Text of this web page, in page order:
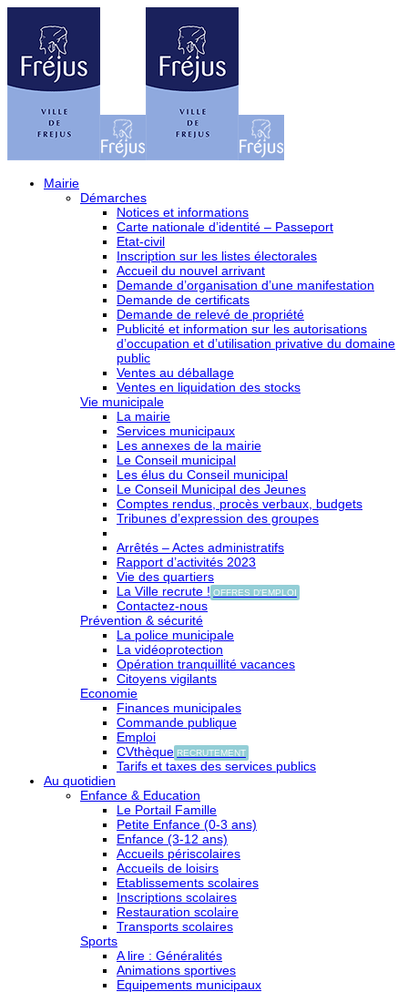
Mairie
Démarches
Notices et informations
Carte nationale d’identité – Passeport
Etat-civil
Inscription sur les listes électorales
Accueil du nouvel arrivant
Demande d’organisation d’une manifestation
Demande de certificats
Demande de relevé de propriété
Publicité et information sur les autorisations
d’occupation et d’utilisation privative du domaine
public
Ventes au déballage
Ventes en liquidation des stocks
Vie municipale
La mairie
Services municipaux
Les annexes de la mairie
Le Conseil municipal
Les élus du Conseil municipal
Le Conseil Municipal des Jeunes
Comptes rendus, procès verbaux, budgets
Tribunes d’expression des groupes
Arrêtés – Actes administratifs
Rapport d’activités 2023
Vie des quartiers
La Ville recrute ! OFFRES D'EMPLOI
Contactez-nous
Prévention & sécurité
La police municipale
La vidéoprotection
Opération tranquillité vacances
Citoyens vigilants
Economie
Finances municipales
Commande publique
Emploi
CVthèque RECRUTEMENT
Tarifs et taxes des services publics
Au quotidien
Enfance & Education
Le Portail Famille
Petite Enfance (0-3 ans)
Enfance (3-12 ans)
Accueils périscolaires
Accueils de loisirs
Etablissements scolaires
Inscriptions scolaires
Restauration scolaire
Transports scolaires
Sports
A lire : Généralités
Animations sportives
Equipements municipaux